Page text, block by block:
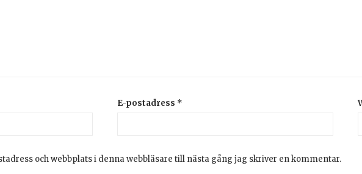
E-postadress *
och webbplats i denna webbläsare till nästa gång jag skriver en kommentar.